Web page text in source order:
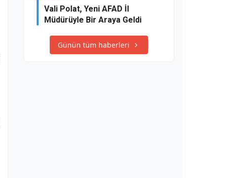
Vali Polat, Yeni AFAD İl
Müdürüyle Bir Araya Geldi
Günün tüm haberleri